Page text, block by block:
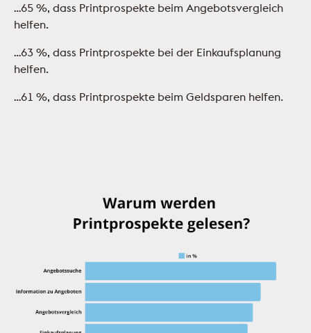
…65 %, dass Printprospekte beim Angebotsvergleich
helfen.
…63 %, dass Printprospekte bei der Einkaufsplanung
helfen.
…61 %, dass Printprospekte beim Geldsparen helfen.